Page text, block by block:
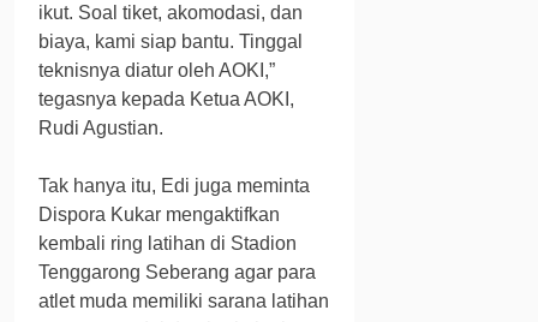
ikut. Soal tiket, akomodasi, dan
biaya, kami siap bantu. Tinggal
teknisnya diatur oleh AOKI,”
tegasnya kepada Ketua AOKI,
Rudi Agustian.
Tak hanya itu, Edi juga meminta
Dispora Kukar mengaktifkan
kembali ring latihan di Stadion
Tenggarong Seberang agar para
atlet muda memiliki sarana latihan